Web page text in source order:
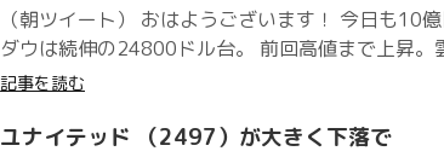
（朝ツイート） おはようございます！ 今日も
ダウは続伸の24800ドル台。 前回高値まで上昇。
記事を読む
ユナイテッド （2497）が大きく下落で